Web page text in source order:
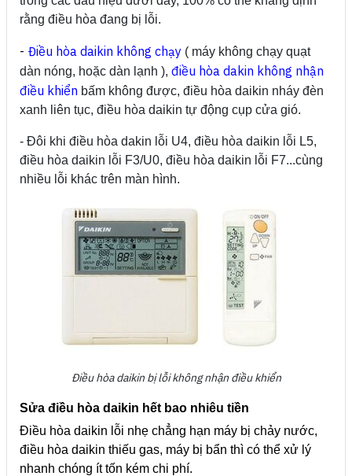
rằng điều hòa đang bị lỗi.
- Điều hòa daikin không chạy ( máy không chạy quạt
dàn nóng, hoặc dàn lạnh ), điều hòa dakin không nhận
điều khiển bấm không được, điều hòa daikin nháy đèn
xanh liên tục, điều hòa daikin tự động cụp cửa gió.
- Đôi khi điều hòa dakin lỗi U4, điều hòa daikin lỗi L5,
điều hòa daikin lỗi F3/U0, điều hòa daikin lỗi F7...cùng
nhiều lỗi khác trên màn hình.
Điều hòa daikin bị lỗi không nhận điều khiển
Sửa điều hòa daikin hết bao nhiêu tiền
Điều hòa daikin lỗi nhẹ chẳng hạn máy bị chảy nước,
điều hòa daikin thiếu gas, máy bị bẩn thì có thể xử lý
nhanh chóng ít tốn kém chi phí.